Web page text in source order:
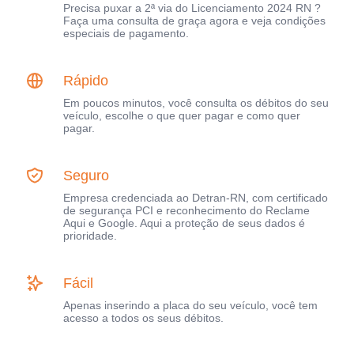
Precisa puxar a 2ª via do Licenciamento 2024 RN ?
Faça uma consulta de graça agora e veja condições
especiais de pagamento.
Rápido
Em poucos minutos, você consulta os débitos do seu
veículo, escolhe o que quer pagar e como quer
pagar.
Seguro
Empresa credenciada ao Detran-RN, com certificado
de segurança PCI e reconhecimento do Reclame
Aqui e Google. Aqui a proteção de seus dados é
prioridade.
Fácil
Apenas inserindo a placa do seu veículo, você tem
acesso a todos os seus débitos.